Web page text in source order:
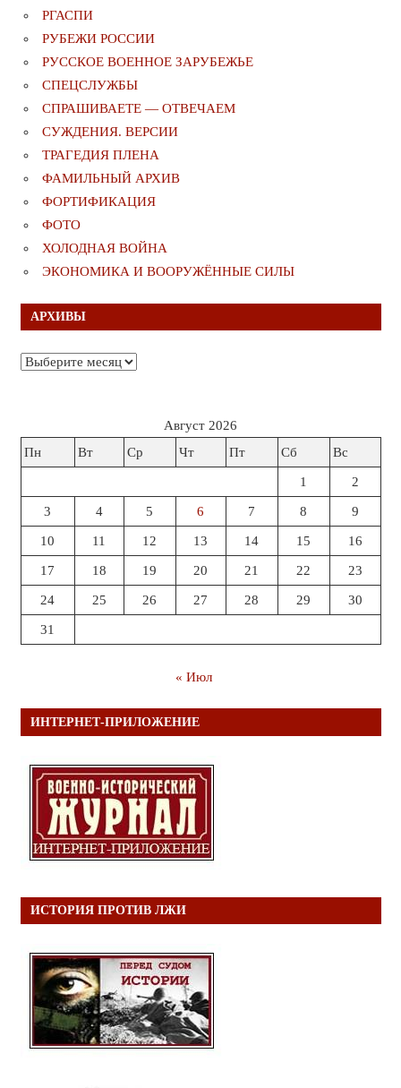
РГАСПИ
РУБЕЖИ РОССИИ
РУССКОЕ ВОЕННОЕ ЗАРУБЕЖЬЕ
СПЕЦСЛУЖБЫ
СПРАШИВАЕТЕ — ОТВЕЧАЕМ
СУЖДЕНИЯ. ВЕРСИИ
ТРАГЕДИЯ ПЛЕНА
ФАМИЛЬНЫЙ АРХИВ
ФОРТИФИКАЦИЯ
ФОТО
ХОЛОДНАЯ ВОЙНА
ЭКОНОМИКА И ВООРУЖЁННЫЕ СИЛЫ
АРХИВЫ
Архивы
Август 2026
Пн
Вт Ср Чт Пт Сб Вс
1 2
3 4 5 6 7 8 9
10 11 12 13 14 15 16
17 18 19 20 21 22 23
24 25 26 27 28 29 30
31
« Июл
ИНТЕРНЕТ-ПРИЛОЖЕНИЕ
ИСТОРИЯ ПРОТИВ ЛЖИ